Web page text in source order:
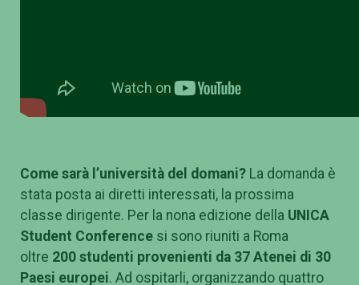
Come sarà l’università del domani?La domanda è
stata posta ai diretti interessati, la prossima
classe dirigente. Per la nona edizione dellaUNICA